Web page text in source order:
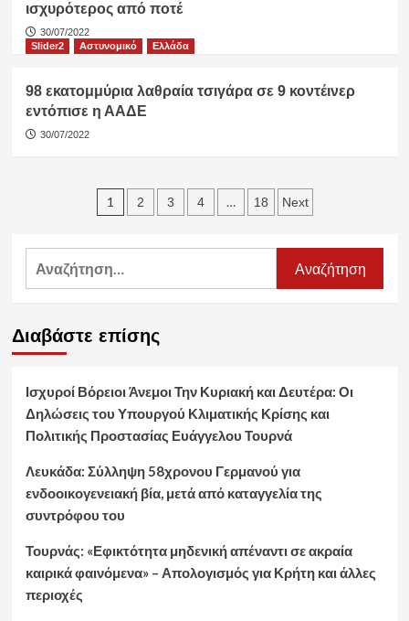
ισχυρότερος από ποτέ
30/07/2022
Slider2
Αστυνομικό Ελλάδα
98 εκατομμύρια λαθραία τσιγάρα σε 9 κοντέινερ
εντόπισε η ΑΑΔΕ
30/07/2022
Σελιδοποίηση
1 2 3 4 … 18 Next
Αναζήτηση
Διαβάστε επίσης
Ισχυροί Βόρειοι Άνεμοι Την Κυριακή και Δευτέρα: Οι
Δηλώσεις του Υπουργού Κλιματικής Κρίσης και
Πολιτικής Προστασίας Ευάγγελου Τουρνά
Λευκάδα: Σύλληψη 58χρονου Γερμανού για
ενδοοικογενειακή βία, μετά από καταγγελία της
συντρόφου του
Τουρνάς: «Εφικτότητα μηδενική απέναντι σε ακραία
καιρικά φαινόμενα» – Απολογισμός για Κρήτη και άλλες
περιοχές